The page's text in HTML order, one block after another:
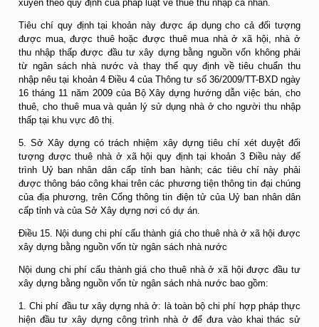
xuyên theo quy định của pháp luật về thuế thu nhập cá nhân.
Tiêu chí quy định tại khoản này được áp dụng cho cả đối tượng
được mua, được thuê hoặc được thuê mua nhà ở xã hội, nhà ở
thu nhập thấp được đầu tư xây dựng bằng nguồn vốn không phải
từ ngân sách nhà nước và thay thế quy định về tiêu chuẩn thu
nhập nêu tại khoản 4 Điều 4 của Thông tư số 36/2009/TT-BXD ngày
16 tháng 11 năm 2009 của Bộ Xây dựng hướng dẫn việc bán, cho
thuê, cho thuê mua và quản lý sử dụng nhà ở cho người thu nhập
thấp tại khu vực đô thị.
5. Sở Xây dựng có trách nhiệm xây dựng tiêu chí xét duyệt đối
tượng được thuê nhà ở xã hội quy định tại khoản 3 Điều này để
trình Uỷ ban nhân dân cấp tỉnh ban hành; các tiêu chí này phải
được thông báo công khai trên các phương tiện thông tin đại chúng
của địa phương, trên Cổng thông tin điện tử của Uỷ ban nhân dân
cấp tỉnh và của Sở Xây dựng nơi có dự án.
Điều 15. Nội dung chi phí cấu thành giá cho thuê nhà ở xã hội được
xây dựng bằng nguồn vốn từ ngân sách nhà nước
Nội dung chi phí cấu thành giá cho thuê nhà ở xã hội được đầu tư
xây dựng bằng nguồn vốn từ ngân sách nhà nước bao gồm:
1. Chi phí đầu tư xây dựng nhà ở: là toàn bộ chi phí hợp pháp thực
hiện đầu tư xây dựng công trình nhà ở để đưa vào khai thác sử